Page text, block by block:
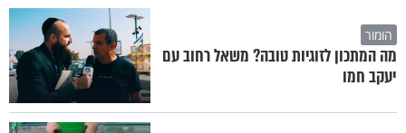
הומור
מה המתכון לזוגיות טובה? משאל רחוב עם
יעקב חמו